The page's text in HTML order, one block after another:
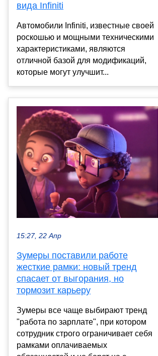
вида Infiniti
Автомобили Infiniti, известные своей
роскошью и мощными техническими
характеристиками, являются
отличной базой для модификаций,
которые могут улучшит...
15:27, 22 Апр
Зумеры поставили работе
жесткие рамки: новый тренд
спасает от выгорания, но
тормозит карьеру
Зумеры все чаще выбирают тренд
"работа по зарплате", при котором
сотрудник строго ограничивает себя
рамками оплачиваемых